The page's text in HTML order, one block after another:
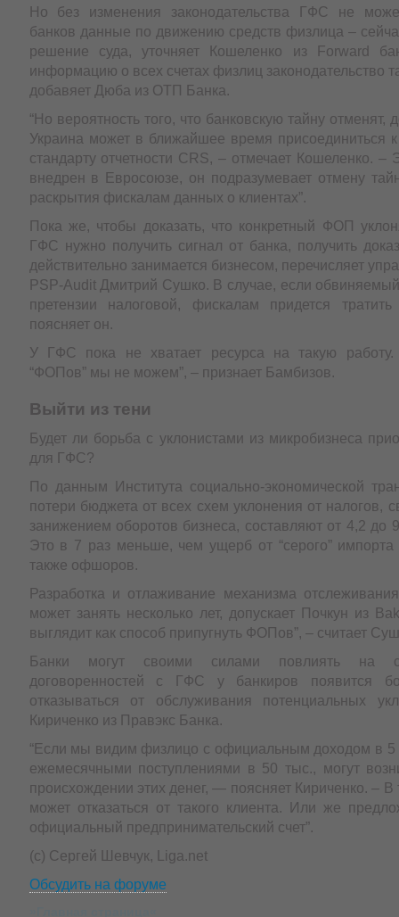
Но без изменения законодательства ГФС не
банков данные по движению средств физлица –
решение суда, уточняет Кошеленко из Forward
информацию о всех счетах физлиц законодательство
добавяет Дюба из ОТП Банка.
“Но вероятность того, что банковскую тайну отменят,
Украина может в ближайшее время присоединиться
стандарту отчетности CRS, – отмечает Кошеленко. –
внедрен в Евросоюзе, он подразумевает отмену
раскрытия фискалам данных о клиентах”.
Пока же, чтобы доказать, что конкретный ФОП
ГФС нужно получить сигнал от банка, получить
действительно занимается бизнесом, перечисляет
PSP-Audit Дмитрий Сушко. В случае, если обвиняемый
претензии налоговой, фискалам придется
поясняет он.
У ГФС пока не хватает ресурса на такую работу.
“ФОПов” мы не можем”, – признает Бамбизов.
Выйти из тени
Будет ли борьба с уклонистами из микробизнеса
для ГФС?
По данным Института социально-экономической
потери бюджета от всех схем уклонения от налогов,
занижением оборотов бизнеса, составляют от 4,2 до
Это в 7 раз меньше, чем ущерб от “серого”
также офшоров.
Разработка и отлаживание механизма
может занять несколько лет, допускает Почкун из
выглядит как способ припугнуть ФОПов”, – считает
Банки могут своими силами повлиять на
договоренностей с ГФС у банкиров появится
отказываться от обслуживания потенциальных
Кириченко из Правэкс Банка.
“Если мы видим физлицо с официальным доходом в 5
ежемесячными поступлениями в 50 тыс., могут
происхождении этих денег, — поясняет Кириченко. – В
может отказаться от такого клиента. Или же
официальный предпринимательский счет”.
(с) Сергей Шевчук, Liga.net
Обсудить на форуме